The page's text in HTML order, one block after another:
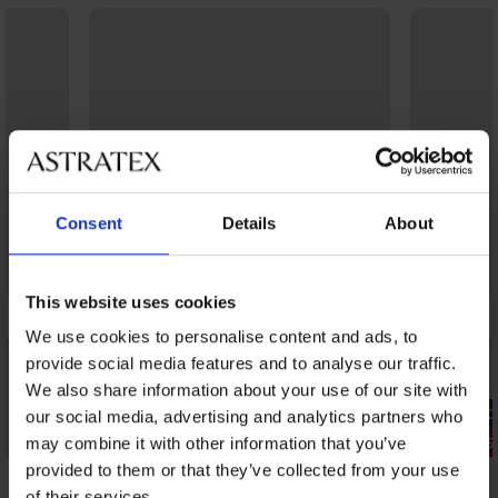
Consent Details About
This website uses cookies
We use cookies to personalise content and ads, to
provide social media features and to analyse our traffic.
We also share information about your use of our site with
our social media, advertising and analytics partners who
may combine it with other information that you’ve
provided to them or that they’ve collected from your use
5
-20% GET20
2+1 GRATIS
5
-20% GET20
2+1 GRATIS